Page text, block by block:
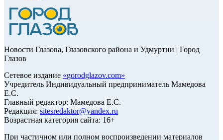
Новости Глазова, Глазовского района и Удмуртии | Город
Глазов
Сетевое издание «gorodglazov.com»
Учредитель Индивидуальный предприниматель Мамедова
Е.С.
Главный редактор: Мамедова Е.С.
Редакция: sitesredaktor@yandex.ru
Возрастная категория сайта: 16+
При частичном или полном воспроизведении материалов